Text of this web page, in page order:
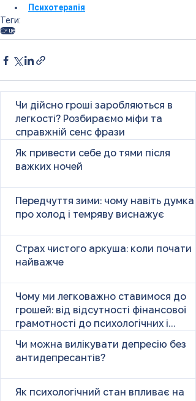
Психотерапія
Теги:
👉 це
Чи дійсно гроші заробляються в
легкості? Розбираємо міфи та
справжній сенс фрази
Як привести себе до тями після
важких ночей
Передчуття зими: чому навіть думка
про холод і темряву виснажує
Страх чистого аркуша: коли почати
найважче
Чому ми легковажно ставимося до
грошей: від відсутності фінансової
грамотності до психологічних і
Чи можна вилікувати депресію без
антидепресантів?
Як психологічний стан впливає на